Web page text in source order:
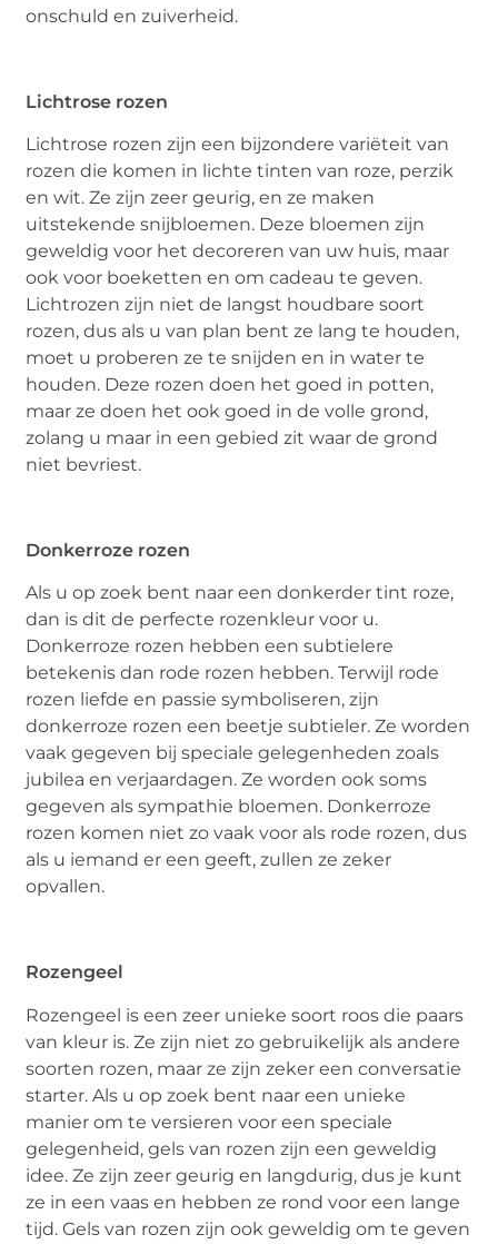
onschuld en zuiverheid.
Lichtrose rozen
Lichtrose rozen zijn een bijzondere variëteit van
rozen die komen in lichte tinten van roze, perzik
en wit. Ze zijn zeer geurig, en ze maken
uitstekende snijbloemen. Deze bloemen zijn
geweldig voor het decoreren van uw huis, maar
ook voor boeketten en om cadeau te geven.
Lichtrozen zijn niet de langst houdbare soort
rozen, dus als u van plan bent ze lang te houden,
moet u proberen ze te snijden en in water te
houden. Deze rozen doen het goed in potten,
maar ze doen het ook goed in de volle grond,
zolang u maar in een gebied zit waar de grond
niet bevriest.
Donkerroze rozen
Als u op zoek bent naar een donkerder tint roze,
dan is dit de perfecte rozenkleur voor u.
Donkerroze rozen hebben een subtielere
betekenis dan rode rozen hebben. Terwijl rode
rozen liefde en passie symboliseren, zijn
donkerroze rozen een beetje subtieler. Ze worden
vaak gegeven bij speciale gelegenheden zoals
jubilea en verjaardagen. Ze worden ook soms
gegeven als sympathie bloemen. Donkerroze
rozen komen niet zo vaak voor als rode rozen, dus
als u iemand er een geeft, zullen ze zeker
opvallen.
Rozengeel
Rozengeel is een zeer unieke soort roos die paars
van kleur is. Ze zijn niet zo gebruikelijk als andere
soorten rozen, maar ze zijn zeker een conversatie
starter. Als u op zoek bent naar een unieke
manier om te versieren voor een speciale
gelegenheid, gels van rozen zijn een geweldig
idee. Ze zijn zeer geurig en langdurig, dus je kunt
ze in een vaas en hebben ze rond voor een lange
tijd. Gels van rozen zijn ook geweldig om te geven